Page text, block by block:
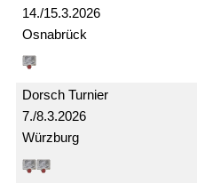
14./15.3.2026
Osnabrück
7./8.3.2026
Dorsch Turnier
Würzburg